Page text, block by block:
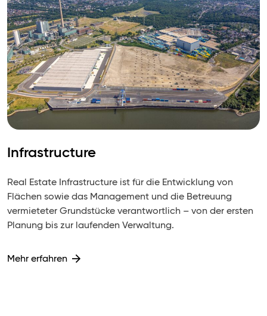
Infrastructure
Real Estate Infrastructure ist für die Entwicklung von
Flächen sowie das Management und die Betreuung
vermieteter Grundstücke verantwortlich – von der ersten
Planung bis zur laufenden Verwaltung.
Mehr erfahren